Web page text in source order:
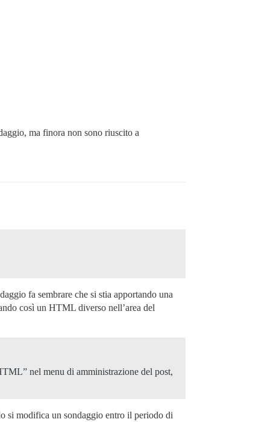
ma finora non sono riuscito a
fa sembrare che si stia apportando una
così un HTML diverso nell’area del
nel menu di amministrazione del post,
si modifica un sondaggio entro il periodo di